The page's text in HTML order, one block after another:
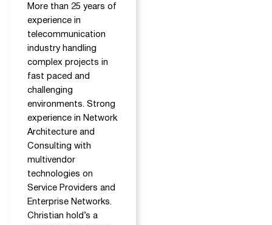
More than 25 years of
experience in
telecommunication
industry handling
complex projects in
fast paced and
challenging
environments. Strong
experience in Network
Architecture and
Consulting with
multivendor
technologies on
Service Providers and
Enterprise Networks.
Christian hold’s a